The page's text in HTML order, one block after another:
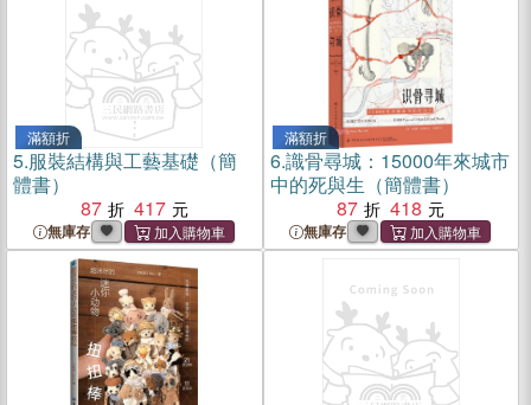
滿額折
5.服裝結構與工藝基礎（簡
體書）
87
417
無庫存
滿額折
6.識骨尋城：15000年來城市
中的死與生（簡體書）
87
418
無庫存